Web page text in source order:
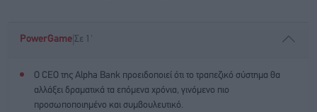
PowerGame Σε 1'
Ο CEO της Alpha Bank προειδοποιεί ότι το τραπεζικό σύστημα θα
αλλάξει δραματικά τα επόμενα χρόνια, γινόμενο πιο
προσωποποιημένο και συμβουλευτικό.